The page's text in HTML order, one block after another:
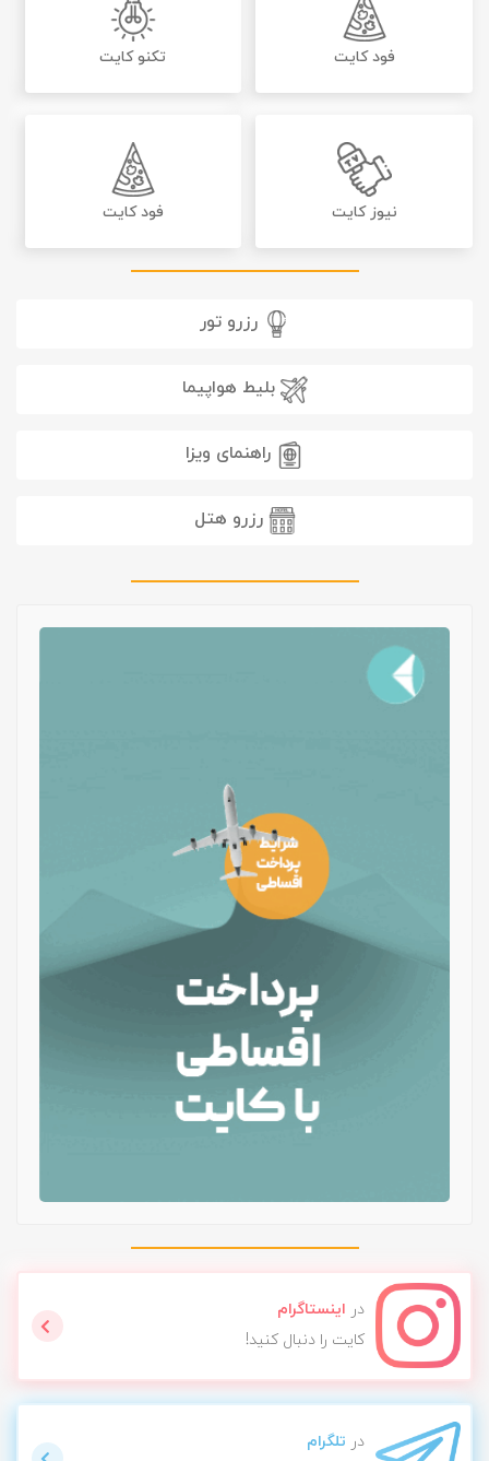
فود کایت تکنو کایت
نیوز کایت فود کایت
رزرو تور
بلیط هواپیما
راهنمای ویزا
رزرو هتل
در اینستاگرام
کایت را دنبال کنید!
در تلگرام